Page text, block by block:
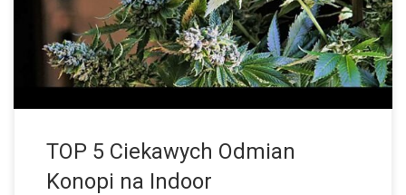
TOP 5 Ciekawych Odmian
Konopi na Indoor